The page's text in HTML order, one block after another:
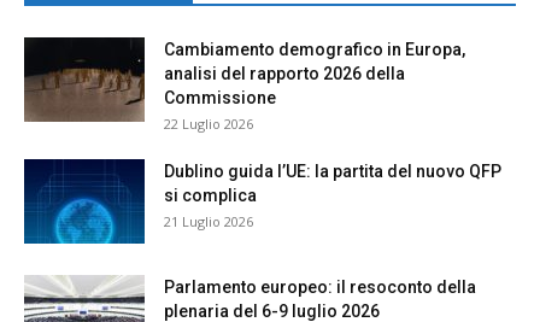
Cambiamento demografico in Europa,
analisi del rapporto 2026 della
Commissione
22 Luglio 2026
Dublino guida l’UE: la partita del nuovo QFP
si complica
21 Luglio 2026
Parlamento europeo: il resoconto della
plenaria del 6-9 luglio 2026